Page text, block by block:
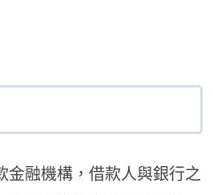
金融機構，借款人與銀行之